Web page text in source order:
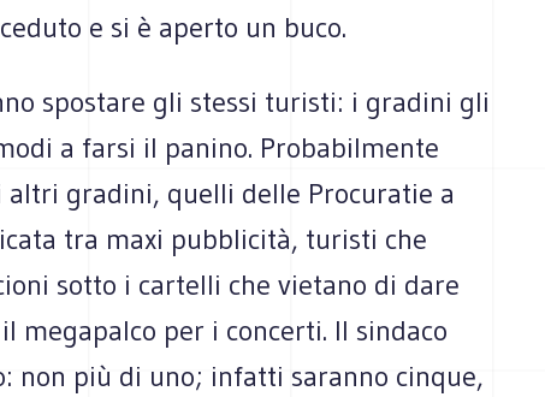
e si è aperto un buco.
spostare gli stessi turisti: i gradini gli
a farsi il panino. Probabilmente
altri gradini, quelli delle Procuratie a
tra maxi pubblicità, turisti che
sotto i cartelli che vietano di dare
megapalco per i concerti. Il sindaco
non più di uno; infatti saranno cinque,